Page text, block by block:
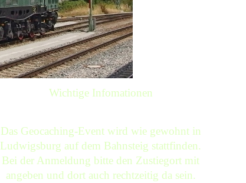
Wichtige Infomationen
Das Geocaching-Event wird wie gewohnt in
Ludwigsburg auf dem Bahnsteig stattfinden.
Bei der Anmeldung bitte den Zustiegort mit
angeben und dort auch rechtzeitig da sein.